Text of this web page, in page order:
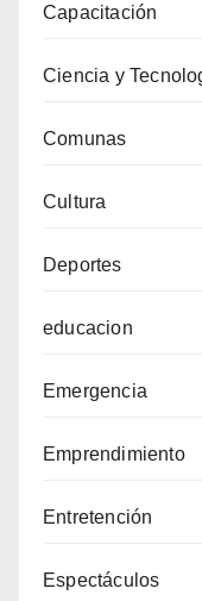
Capacitación
Ciencia y
Comunas
Cultura
Deportes
educacion
Emergencia
Emprendimiento
Entretención
Espectáculos